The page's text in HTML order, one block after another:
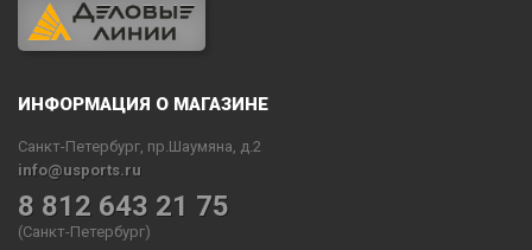
ИНФОРМАЦИЯ О МАГАЗИНЕ
Санкт-Петербург, пр.Шаумяна, д.2
info@usports.ru
8 812 643 21 75
(Санкт-Петербург)